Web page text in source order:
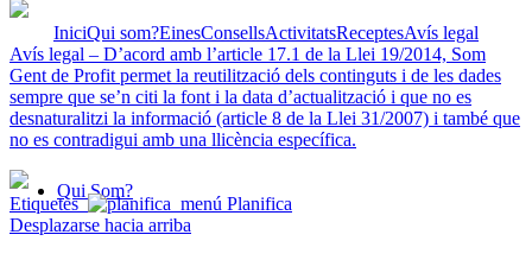
Qui Som?
IniciQui som?EinesConsellsActivitatsReceptesAvís legal
Avís legal – D’acord amb l’article 17.1 de la Llei 19/2014, Som
Gent de Profit permet la reutilització dels continguts i de les dades
sempre que se’n citi la font i la data d’actualització i que no es
desnaturalitzi la informació (article 8 de la Llei 31/2007) i també que
no es contradigui amb una llicència específica.
Etiquetes
Planifica
Desplazarse hacia arriba